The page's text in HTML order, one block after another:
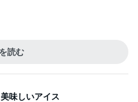
読む
味しいアイス